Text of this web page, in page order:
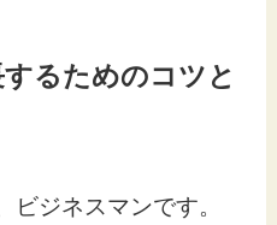
るためのコツと
ビジネスマンです。